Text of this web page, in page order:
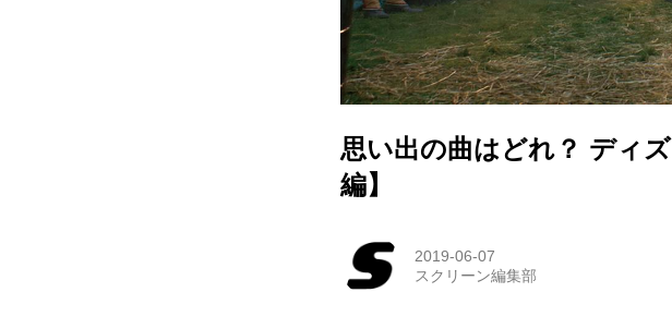
思い出の曲はどれ？ ディ
編】
2019-06-07
スクリーン編集部